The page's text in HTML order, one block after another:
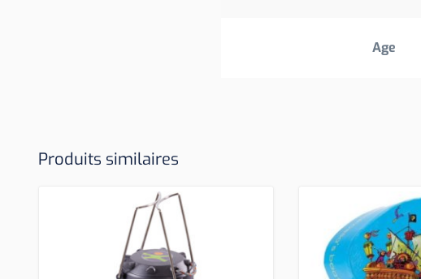
Age
Produits similaires